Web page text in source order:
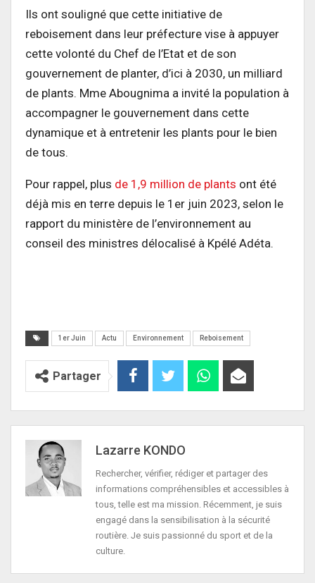
Ils ont souligné que cette initiative de
reboisement dans leur préfecture vise à appuyer
cette volonté du Chef de l’Etat et de son
gouvernement de planter, d’ici à 2030, un milliard
de plants. Mme Abougnima a invité la population à
accompagner le gouvernement dans cette
dynamique et à entretenir les plants pour le bien
de tous.
Pour rappel, plus de 1,9 million de plants ont été
déjà mis en terre depuis le 1er juin 2023, selon le
rapport du ministère de l’environnement au
conseil des ministres délocalisé à Kpélé Adéta.
1er Juin Actu Environnement Reboisement
Partager
Lazarre KONDO
Rechercher, vérifier, rédiger et partager des
informations compréhensibles et accessibles à
tous, telle est ma mission. Récemment, je suis
engagé dans la sensibilisation à la sécurité
routière. Je suis passionné du sport et de la
culture.